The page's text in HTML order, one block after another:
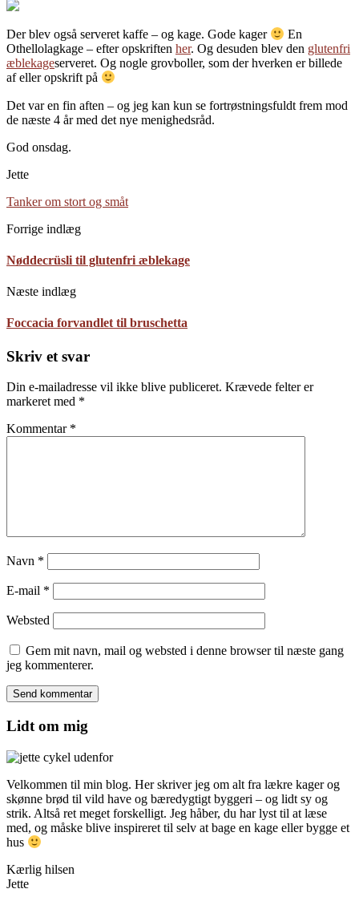
Der blev også serveret kaffe – og kage. Gode kager
En
Othellolagkage – efter opskriften her. Og desuden blev den glutenfri
æblekageserveret. Og nogle grovboller, som der hverken er billede
af eller opskrift på
Det var en fin aften – og jeg kan kun se fortrøstningsfuldt frem mod
de næste 4 år med det nye menighedsråd.
God onsdag.
Jette
Tanker om stort og småt
Forrige indlæg
Nøddecrüsli til glutenfri æblekage
Næste indlæg
Foccacia forvandlet til bruschetta
Skriv et svar
Din e-mailadresse vil ikke blive publiceret. Krævede felter er
markeret med *
Kommentar *
Navn *
E-mail *
Websted
Gem mit navn, mail og websted i denne browser til næste gang
jeg kommenterer.
Lidt om mig
Velkommen til min blog. Her skriver jeg om alt fra lækre kager og
skønne brød til vild have og bæredygtigt byggeri – og lidt sy og
strik. Altså ret meget forskelligt. Jeg håber, du har lyst til at læse
med, og måske blive inspireret til selv at bage en kage eller bygge et
hus
Kærlig hilsen
Jette